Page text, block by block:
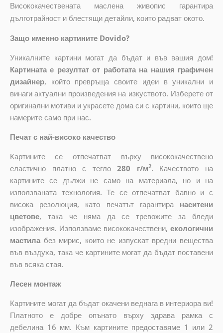
Висококачествената маслена живопис гарантира
дълготрайност и блестящи детайли, които радват окото.
Защо именно картините Dovido?
Уникалните картини могат да бъдат и във вашия дом!
Картината е резултат от работата на нашия графичен
дизайнер, койтопревръща своите идеи в уникални и
винаги актуални произведения на изкуството. Изберете от
оригинални мотиви и украсете дома си с картини, които ще
намерите само при нас.
Печат с най-високо качество
Картините се отпечатват върху висококачествено
еластично платно с тегло280 г/м2. Качеството на
картините се дължи не само на материала, но и на
използваната технология. Те се отпечатват бавно и с
висока резолюция, като печатът гарантира наситени
цветове, така че няма да се тревожите за бледи
изображения. Използваме висококачествени,екологични
мастилабез мирис, които не изпускат вредни вещества
във въздуха, така че картините могат да бъдат поставени
във всяка стая.
Лесен монтаж
Картините могат да бъдат окачени веднага в интериора ви!
Платното е добре опънато върху здрава рамка с
дебелина 16 мм. Към картините предоставяме 1 или 2